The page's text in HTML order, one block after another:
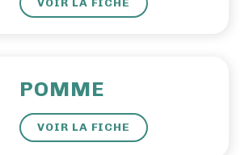
POMME
VOIR LA FICHE